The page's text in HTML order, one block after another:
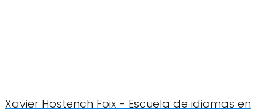
Xavier Hostench Foix - Escuela de idiomas en